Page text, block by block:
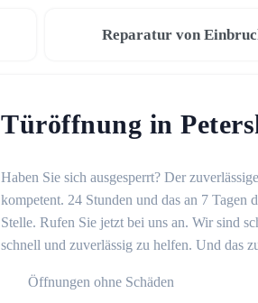
Reparatur von
Türöffnung in
Haben Sie sich ausgesperrt? Der
kompetent. 24 Stunden und das an 7 Tagen
Stelle. Rufen Sie jetzt bei uns an. Wir sind
schnell und zuverlässig zu helfen. Und das
Öffnungen ohne Schäden